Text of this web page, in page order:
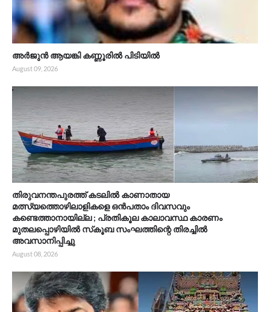
അർജുൻ ആയങ്കി കണ്ണൂരിൽ പിടിയിൽ
August 09, 2026
തിരുവനന്തപുരത്ത് കടലിൽ കാണാതായ
മത്സ്യത്തൊഴിലാളികളെ ഒൻപതാം ദിവസവും
കണ്ടെത്താനായില്ല ; പ്രതികൂല കാലാവസ്ഥ കാരണം
മുതലപ്പൊഴിയിൽ സ്‌കൂബ സംഘത്തിന്റെ തിരച്ചിൽ
അവസാനിപ്പിച്ചു
August 08, 2026